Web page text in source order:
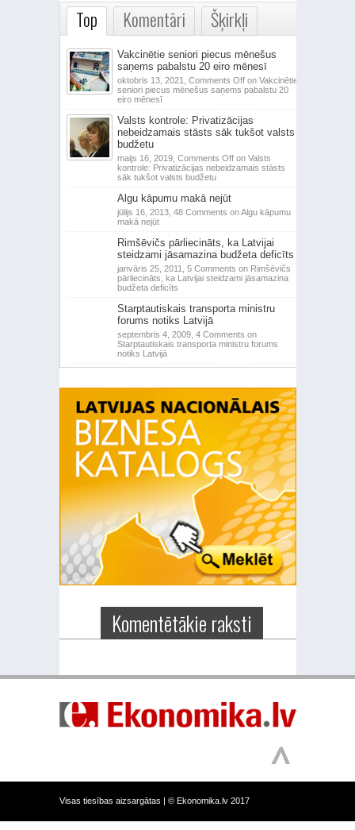
Top Komentāri Šķirkļi
Vakcinētie seniori piecus mēnešus
saņems pabalstu 20 eiro mēnesī
oktobris 13, 2021, Comments Offon Vakcinētie
seniori piecus mēnešus saņems pabalstu 20
eiro mēnesī
Valsts kontrole: Privatizācijas
nebeidzamais stāsts sāk tukšot valsts
budžetu
maijs 16, 2019, Comments Offon Valsts
kontrole: Privatizācijas nebeidzamais stāsts
sāk tukšot valsts budžetu
Algu kāpumu makā nejūt
jūlijs 16, 2013, 48 Comments on Algu kāpumu
makā nejūt
Rimšēvičs pārliecināts, ka Latvijai
steidzami jāsamazina budžeta deficīts
janvāris 25, 2011, 5 Comments on Rimšēvičs
pārliecināts, ka Latvijai steidzami jāsamazina
budžeta deficīts
Starptautiskais transporta ministru
forums notiks Latvijā
septembris 4, 2009, 4 Comments on
Starptautiskais transporta ministru forums
notiks Latvijā
Komentētākie raksti
Visas tiesības aizsargātas | © Ekonomika.lv 2017